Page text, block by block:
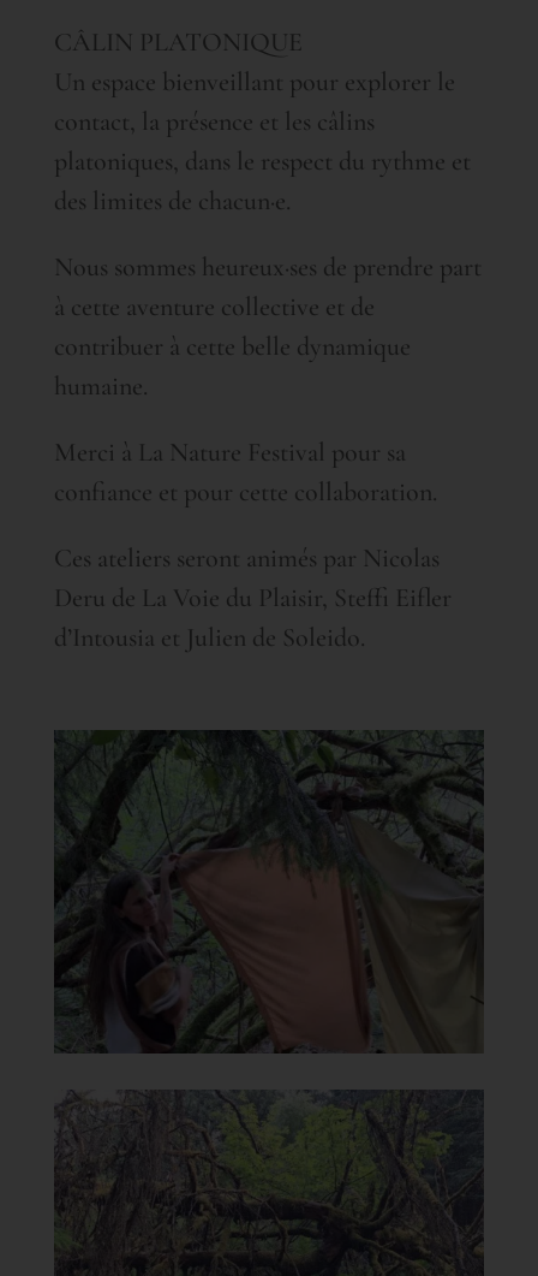
CÂLIN PLATONIQUE
Un espace bienveillant pour explorer le
contact, la présence et les câlins
platoniques, dans le respect du rythme et
des limites de chacun·e.
Nous sommes heureux·ses de prendre part
à cette aventure collective et de
contribuer à cette belle dynamique
humaine.
Merci à La Nature Festival pour sa
confiance et pour cette collaboration.
Ces ateliers seront animés par Nicolas
Deru de La Voie du Plaisir, Steffi Eifler
d’Intousia et Julien de Soleido.